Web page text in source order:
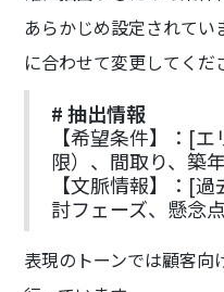
あらかじめ設定されて
に合わせて変更してくだ
# 抽出情報
【希望条件】：[
限）、間取り、築
【文脈情報】：[
討フェーズ、懸念
表現のトーンでは顧客向